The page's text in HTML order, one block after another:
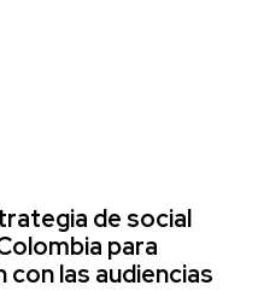
de social
para
con las audiencias